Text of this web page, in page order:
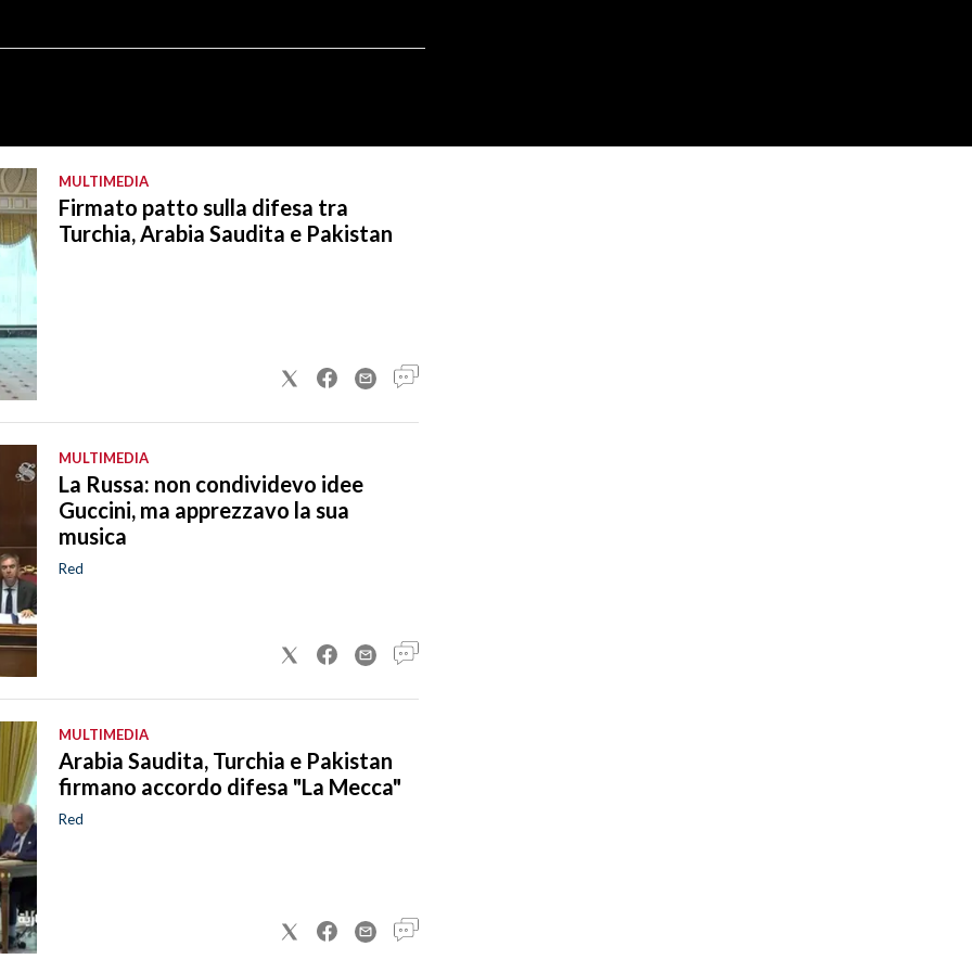
MULTIMEDIA
Firmato patto sulla difesa tra
Turchia, Arabia Saudita e Pakistan
MULTIMEDIA
La Russa: non condividevo idee
Guccini, ma apprezzavo la sua
musica
Red
MULTIMEDIA
Arabia Saudita, Turchia e Pakistan
firmano accordo difesa "La Mecca"
Red